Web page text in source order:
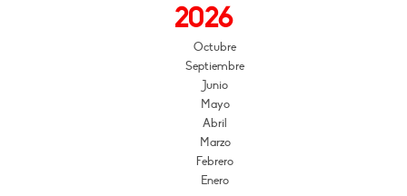
2026
Octubre
Septiembre
Junio
Mayo
Abril
Marzo
Febrero
Enero